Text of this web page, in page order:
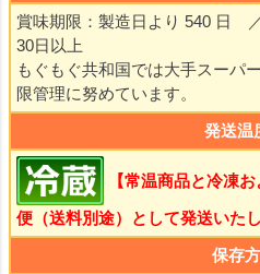
賞味期限：製造日より 540 日
30日以上
もぐもぐ共和国では大手スーパ
限管理に努めています。
発送温
【常温商品と冷凍
便（送料別途）として発送いたし
保存